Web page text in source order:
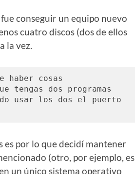
conseguir un equipo nuevo
cuatro discos (dos de ellos
la vez.
haber cosas
tengas dos programas
usar los dos el puerto
es por lo que decidí mantener
(otro, por ejemplo, es
un único sistema operativo